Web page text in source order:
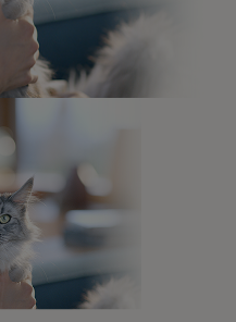
mes!
en perros y gatos
tus dudas.​
y ofertas de
marcas.​
a Purina y empieza